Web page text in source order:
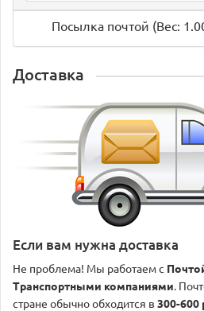
Посылка почтой (Вес:
Доставка
Если вам нужна доставка
Не проблема! Мы работаем с
Транспортными компаниями.
стране обычно обходится в 300-600